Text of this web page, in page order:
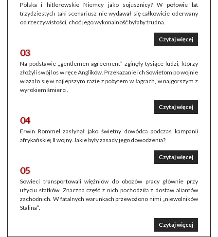
Polska i hitlerowskie Niemcy jako sojusznicy? W połowie lat
trzydziestych taki scenariusz nie wydawał się całkowicie oderwany
od rzeczywistości, choć jego wykonalność byłaby trudna.
Czytaj więcej
03
Na podstawie „gentlemen agreement” zginęły tysiące ludzi, którzy
złożyli swój los w ręce Anglików. Przekazanie ich Sowietom po wojnie
wiązało się w najlepszym razie z pobytem w łagrach, w najgorszym z
wyrokiem śmierci.
Czytaj więcej
04
Erwin Rommel zasłynął jako świetny dowódca podczas kampanii
afrykańskiej II wojny. Jakie były zasady jego dowodzenia?
Czytaj więcej
05
Sowieci transportowali więźniów do obozów pracy głównie przy
użyciu statków. Znaczna część z nich pochodziła z dostaw aliantów
zachodnich. W fatalnych warunkach przewożono nimi „niewolników
Stalina”.
Czytaj więcej